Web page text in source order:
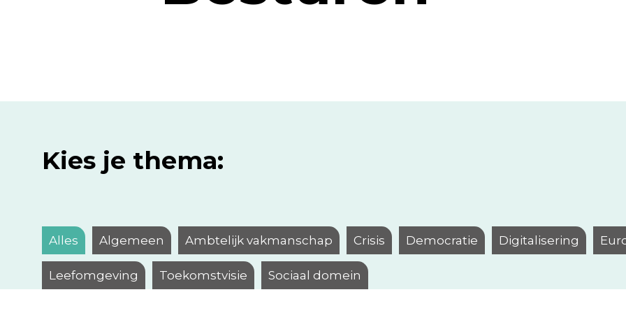
Kies je thema:
Alles Algemeen Ambtelijk vakmanschap Crisis Democratie Digitalisering
Leefomgeving Toekomstvisie Sociaal domein